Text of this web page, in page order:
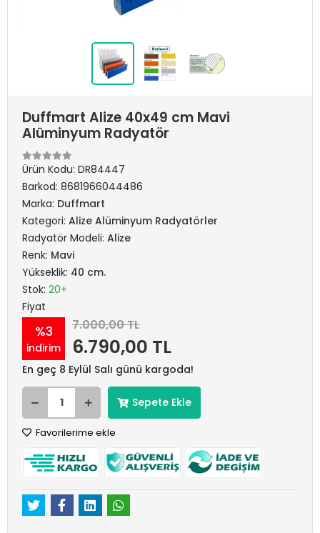
Duffmart Alize 40x49 cm Mavi
Alüminyum Radyatör
Ürün Kodu: DR84447
Barkod: 8681966044486
Marka: Duffmart
Kategori: Alize Alüminyum Radyatörler
Radyatör Modeli: Alize
Renk: Mavi
Yükseklik: 40 cm.
Stok: 20+
Fiyat
%3
indirim
7.000,00 TL
6.790,00 TL
En geç 8 Eylül Salı günü kargoda!
Sepete Ekle
Favorilerime ekle